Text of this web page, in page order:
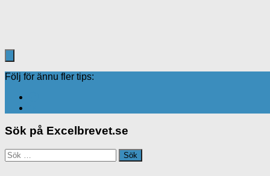
Följ för ännu fler tips:
Sök på Excelbrevet.se
Sök
efter: